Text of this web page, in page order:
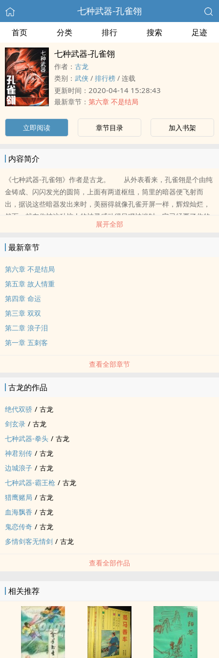
七种武器-孔雀翎
首页 分类 排行 搜索 足迹
七种武器-孔雀翎
作者： 古龙
类别： 武侠 / 排行榜 / 连载
更新时间： 2020-04-14 15:28:43
最新章节： 第六章 不是结局
立即阅读 章节目录 加入书架
内容简介
《七种武器-孔雀翎》作者是古龙。 从外表看来，孔雀翎是个由纯
金铸成、闪闪发光的圆筒，上面有两道枢纽，筒里的暗器便飞射而
出，据说这些暗器发出来时，美丽得就像孔雀开屏一样，辉煌灿烂，
然而，就在你被这种惊人的神灵感动得目瞪神迷时，它已经要了你的
性命。孔雀翎系由孔雀山庄的主人耗尽心血打造成功的。当时，三十
攻，结果全部丧生在孔雀翎下，从此，孔雀翎名扬天下。在此后的三
百年间，也有近三百人死于孔雀翎，他们不是一流宗主，就是一代绝
来一直屹立江湖，八面威风。到孔雀山庄庄主秋凤梧（小武）之父那
一代时，孔雀翎不幸被遗失在泰山之巅，未能找回，但江湖中未有人
知，秋天鸣仍然能与娇妻爱子过着平静幸福的生活。但孔雀翎遗失在
泰山之巅。
展开全部
最新章节
第六章 不是结局
第五章 故人情重
第四章 命运
第三章 双双
第二章 浪子泪
第一章 五刺客
查看全部章节
古龙的作品
绝代双骄 / 古龙
剑玄录 / 古龙
七种武器-拳头 / 古龙
神君别传 / 古龙
边城浪子 / 古龙
七种武器-霸王枪 / 古龙
猎鹰赌局 / 古龙
血海飘香 / 古龙
鬼恋传奇 / 古龙
多情剑客无情剑 / 古龙
查看全部作品
相关推荐